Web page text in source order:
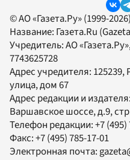
© АО «Газета.Ру» (1999-
Название: Газета.Ru
Учредитель:АО «Газета.Ру»
7743625728
Адрес учредителя:
улица, дом 67
Адрес редакции и издателя:
Варшавское шоссе, д.9,
Телефон редакции:+7
Факс:+7 (495) 785-17-01
Электронная почта: